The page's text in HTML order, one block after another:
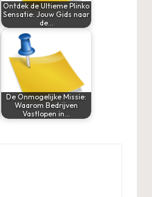
Ontdek de Ultieme Plinko
Sensatie: Jouw Gids naar
de…
De Onmogelijke Missie:
Waarom Bedrijven
Vastlopen in…